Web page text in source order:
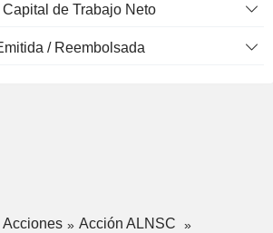
de Trabajo Neto
/ Reembolsada
Acciones
Acción ALNSC